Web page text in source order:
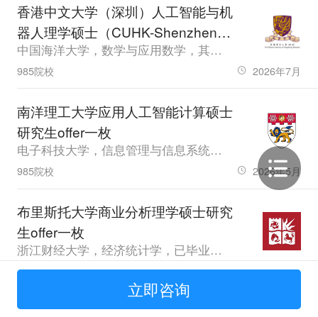
香港中文大学（深圳）人工智能与机
器人理学硕士（CUHK-Shenzhen）
研究生offer一枚
中国海洋大学，数学与应用数学，其他，GPA83.54，雅思6.5、六级528
985院校 2026年7月
南洋理工大学应用人工智能计算硕士
研究生offer一枚
电子科技大学，信息管理与信息系统，已毕业，GPA88.2，雅思7.0
985院校 2026年5月
布里斯托大学商业分析理学硕士研究
生offer一枚
浙江财经大学，经济统计学，已毕业，GPA3.95
普通本科 2026年5月
布里斯托大学金融科技与数据科学理
立即咨询